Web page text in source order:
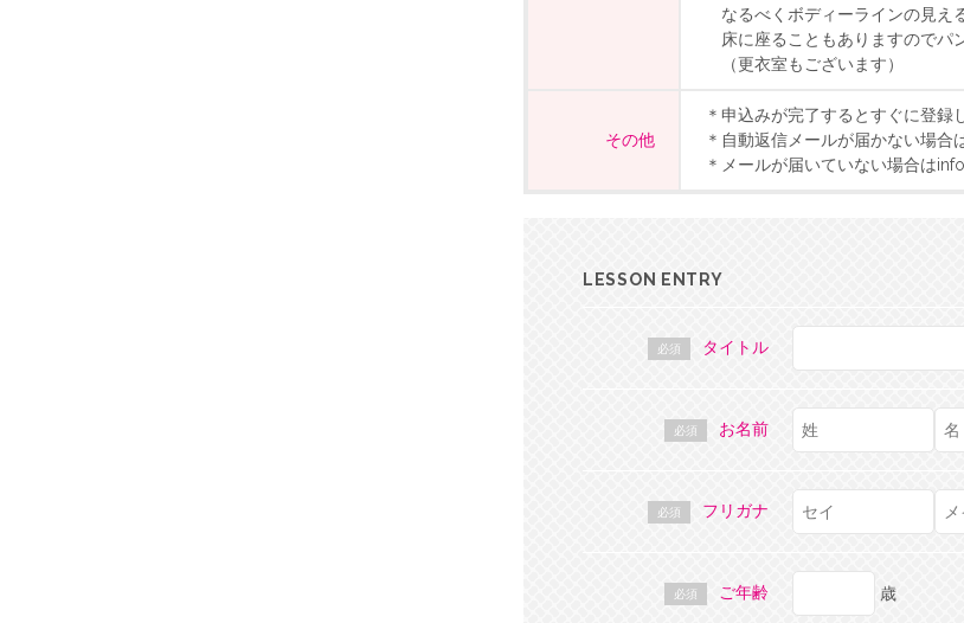
なるべくボディーラインの見え
床に座ることもありますのでパ
（更衣室もございます）
その他
＊申込みが完了するとすぐに登録
＊自動返信メールが届かない場合
＊メールが届いていない場合は
LESSON ENTRY
必須 タイトル
必須 お名前
必須 フリガナ
必須 ご年齢 歳